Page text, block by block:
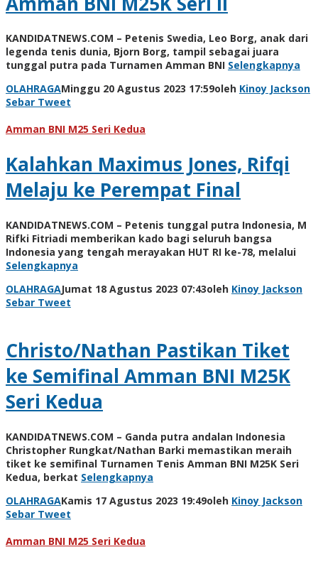
KANDIDATNEWS.COM – Petenis Swedia, Leo Borg, anak dari
legenda tenis dunia, Bjorn Borg, tampil sebagai juara
tunggal putra pada Turnamen Amman BNI Selengkapnya
OLAHRAGAMinggu 20 Agustus 2023 17:59oleh Kinoy Jackson
Sebar Tweet
Amman BNI M25 Seri Kedua
Kalahkan Maximus Jones, Rifqi
Melaju ke Perempat Final
KANDIDATNEWS.COM – Petenis tunggal putra Indonesia, M
Rifki Fitriadi memberikan kado bagi seluruh bangsa
Indonesia yang tengah merayakan HUT RI ke-78, melalui
Selengkapnya
OLAHRAGAJumat 18 Agustus 2023 07:43oleh Kinoy Jackson
Sebar Tweet
Christo/Nathan Pastikan Tiket
ke Semifinal Amman BNI M25K
Seri Kedua
KANDIDATNEWS.COM – Ganda putra andalan Indonesia
Christopher Rungkat/Nathan Barki memastikan meraih
tiket ke semifinal Turnamen Tenis Amman BNI M25K Seri
Kedua, berkat Selengkapnya
OLAHRAGAKamis 17 Agustus 2023 19:49oleh Kinoy Jackson
Sebar Tweet
Amman BNI M25 Seri Kedua